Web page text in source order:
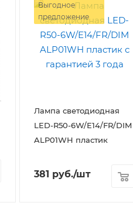
Выгодное
предложение
Лампа светодиодная
LED-R50-6W/E14/FR/DIM
ALP01WH пластик
381 руб./шт